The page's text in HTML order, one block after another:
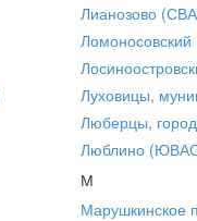
Лианозово
Луховицы,
Люберцы,
Люблино
М
Марушкинское